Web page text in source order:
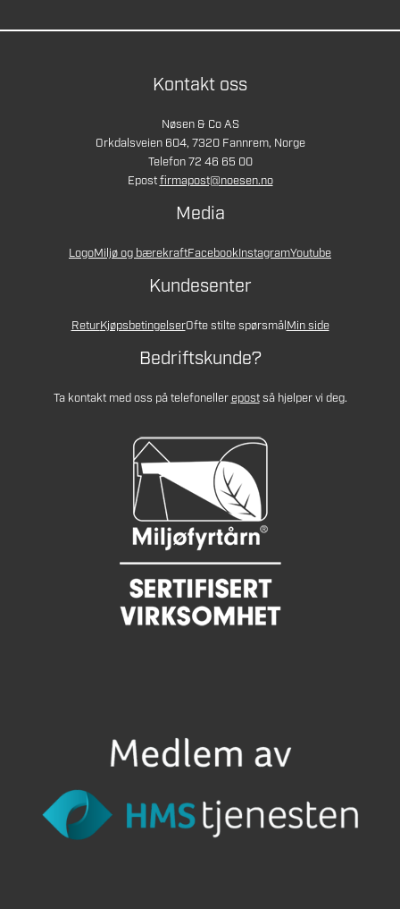
Kontakt oss
Nøsen & Co AS
Orkdalsveien 604, 7320 Fannrem, Norge
Telefon 72 46 65 00
Epostfirmapost@noesen.no
Media
LogoMiljø og bærekraftFacebookInstagramYoutube
Kundesenter
ReturKjøpsbetingelserOfte stilte spørsmålMin side
Bedriftskunde?
Ta kontakt med oss på telefonellerepostså hjelper vi deg.